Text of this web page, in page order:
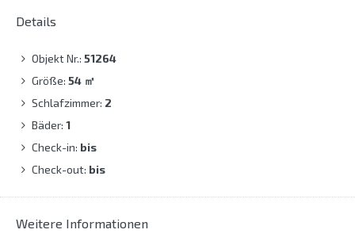
Details
Objekt Nr.: 51264
Größe: 54 ㎡
Schlafzimmer: 2
Bäder: 1
Check-in: bis
Check-out: bis
Weitere Informationen